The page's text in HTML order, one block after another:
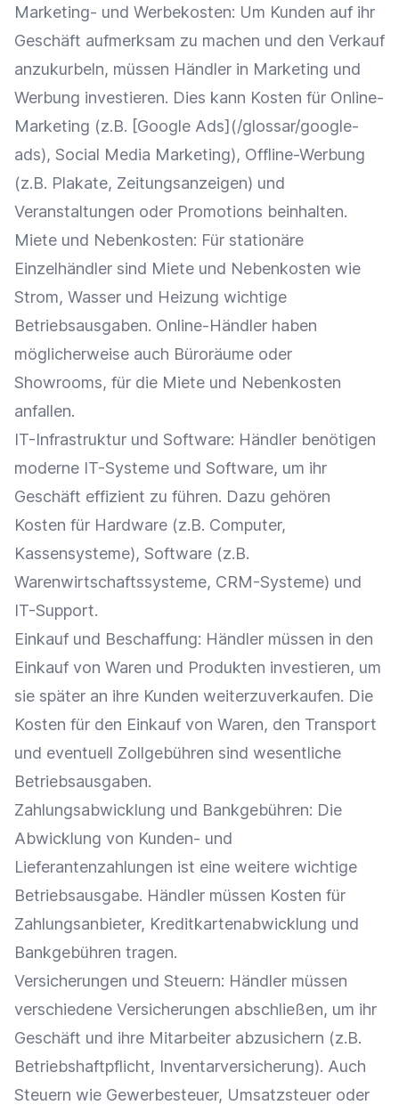
Marketing- und Werbekosten: Um Kunden auf ihr
Geschäft aufmerksam zu machen und den Verkauf
anzukurbeln, müssen Händler in Marketing und
Werbung investieren. Dies kann Kosten für Online-
Marketing (z.B. [Google Ads](/glossar/google-
ads), Social Media Marketing), Offline-Werbung
(z.B. Plakate, Zeitungsanzeigen) und
Veranstaltungen oder Promotions beinhalten.
Miete und Nebenkosten: Für stationäre
Einzelhändler sind Miete und Nebenkosten wie
Strom, Wasser und Heizung wichtige
Betriebsausgaben. Online-Händler haben
möglicherweise auch Büroräume oder
Showrooms, für die Miete und Nebenkosten
anfallen.
IT-Infrastruktur und Software: Händler benötigen
moderne IT-Systeme und Software, um ihr
Geschäft effizient zu führen. Dazu gehören
Kosten für Hardware (z.B. Computer,
Kassensysteme), Software (z.B.
Warenwirtschaftssysteme, CRM-Systeme) und
IT-Support.
Einkauf und Beschaffung: Händler müssen in den
Einkauf von Waren und Produkten investieren, um
sie später an ihre Kunden weiterzuverkaufen. Die
Kosten für den Einkauf von Waren, den Transport
und eventuell Zollgebühren sind wesentliche
Betriebsausgaben.
Zahlungsabwicklung und Bankgebühren: Die
Abwicklung von Kunden- und
Lieferantenzahlungen ist eine weitere wichtige
Betriebsausgabe. Händler müssen Kosten für
Zahlungsanbieter, Kreditkartenabwicklung und
Bankgebühren tragen.
Versicherungen und Steuern: Händler müssen
verschiedene Versicherungen abschließen, um ihr
Geschäft und ihre Mitarbeiter abzusichern (z.B.
Betriebshaftpflicht, Inventarversicherung). Auch
Steuern wie Gewerbesteuer, Umsatzsteuer oder